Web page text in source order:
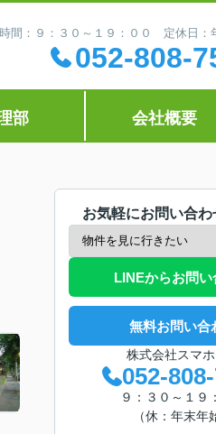
間：９：３０～１９：００ 定休日：
052-808-
部 会社概要
お気軽にお問い合
LINEからお問い
無料お問い合
株式会社スマ
052-
９：３０～１９
（休：年末年